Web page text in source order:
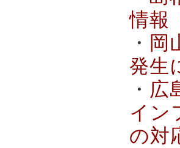
情報
・ 岡
発生
・ 広
イン
の対